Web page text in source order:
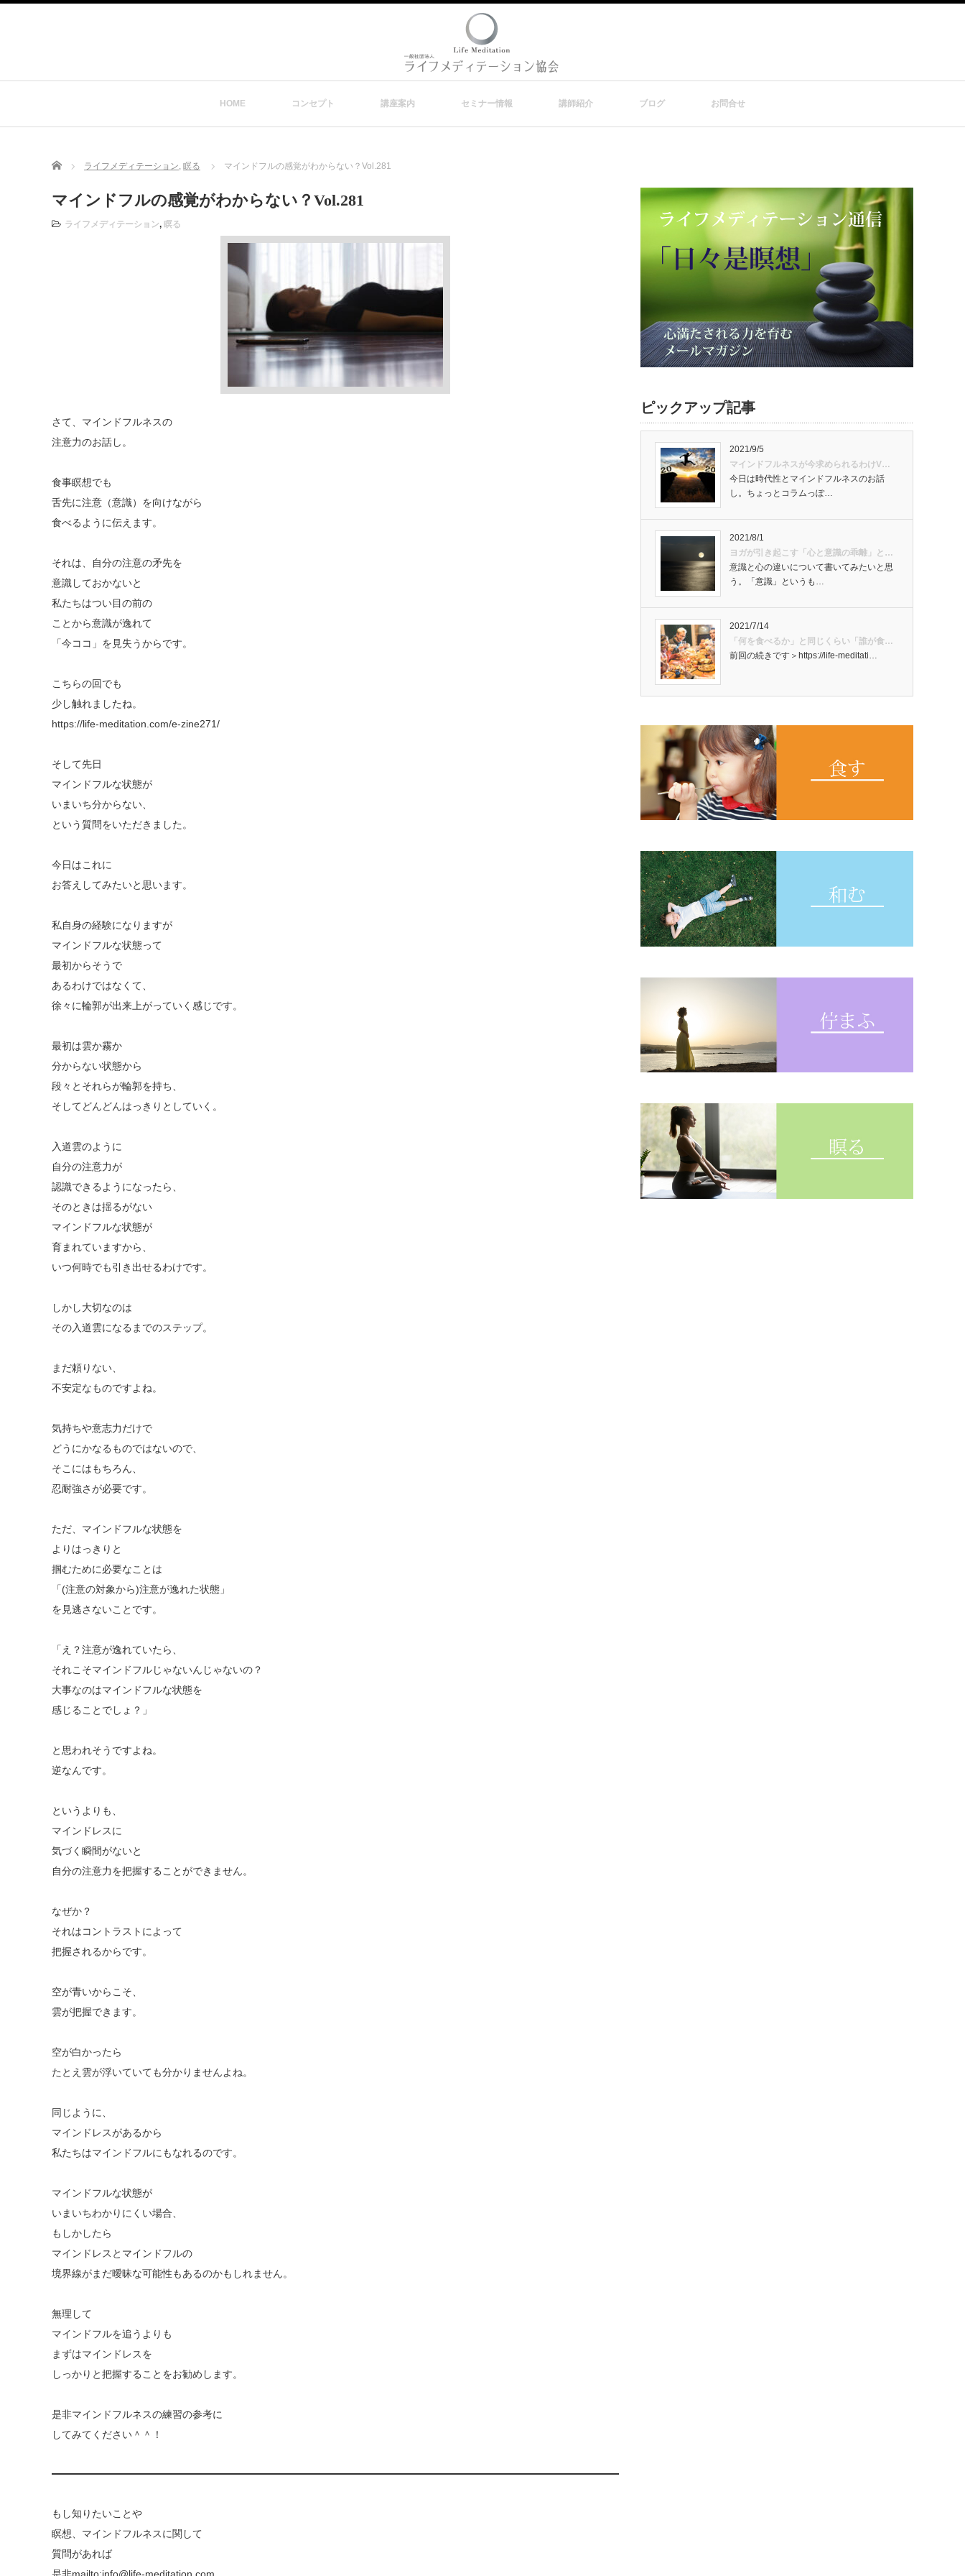
HOME コンセプト 講座案内 セミナー情報 講師紹介 ブログ お問合せ
Home ライフメディテーション, 瞑る マインドフルの感覚がわからない？Vol.281
マインドフルの感覚がわからない？Vol.281
ライフメディテーション, 瞑る
さて、マインドフルネスの
注意力のお話し。
食事瞑想でも
舌先に注意（意識）を向けながら
食べるように伝えます。
それは、自分の注意の矛先を
意識しておかないと
私たちはつい目の前の
ことから意識が逸れて
「今ココ」を見失うからです。
こちらの回でも
少し触れましたね。
https://life-meditation.com/e-zine271/
そして先日
マインドフルな状態が
いまいち分からない、
という質問をいただきました。
今日はこれに
お答えしてみたいと思います。
私自身の経験になりますが
マインドフルな状態って
最初からそうで
あるわけではなくて、
徐々に輪郭が出来上がっていく感じです。
最初は雲か霧か
分からない状態から
段々とそれらが輪郭を持ち、
そしてどんどんはっきりとしていく。
入道雲のように
自分の注意力が
認識できるようになったら、
そのときは揺るがない
マインドフルな状態が
育まれていますから、
いつ何時でも引き出せるわけです。
しかし大切なのは
その入道雲になるまでのステップ。
まだ頼りない、
不安定なものですよね。
気持ちや意志力だけで
どうにかなるものではないので、
そこにはもちろん、
忍耐強さが必要です。
ただ、マインドフルな状態を
よりはっきりと
掴むために必要なことは
「(注意の対象から)注意が逸れた状態」
を見逃さないことです。
「え？注意が逸れていたら、
それこそマインドフルじゃないんじゃないの？
大事なのはマインドフルな状態を
感じることでしょ？」
と思われそうですよね。
逆なんです。
というよりも、
マインドレスに
気づく瞬間がないと
自分の注意力を把握することができません。
なぜか？
それはコントラストによって
把握されるからです。
空が青いからこそ、
雲が把握できます。
空が白かったら
たとえ雲が浮いていても分かりませんよね。
同じように、
マインドレスがあるから
私たちはマインドフルにもなれるのです。
マインドフルな状態が
いまいちわかりにくい場合、
もしかしたら
マインドレスとマインドフルの
境界線がまだ曖昧な可能性もあるのかもしれません。
無理して
マインドフルを追うよりも
まずはマインドレスを
しっかりと把握することをお勧めします。
是非マインドフルネスの練習の参考に
してみてください＾＾！
もし知りたいことや
瞑想、マインドフルネスに関して
質問があれば
ピックアップ記事
2021/9/5
マインドフルネスが今求められるわけV…
今日は時代性とマインドフルネスのお話
し。ちょっとコラムっぽ…
2021/8/1
ヨガが引き起こす「心と意識の乖離」と…
意識と心の違いについて書いてみたいと思
う。「意識」というも…
2021/7/14
「何を食べるか」と同じくらい「誰が食…
前回の続きです＞https://life-meditati…